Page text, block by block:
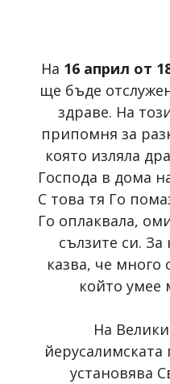
На 16 април от
ще бъде
здраве. На
припомня за
която изляла
Господа в дома
С това тя Го
Го оплаквала,
сълзите си. За
казва, че
който умее
На
установява